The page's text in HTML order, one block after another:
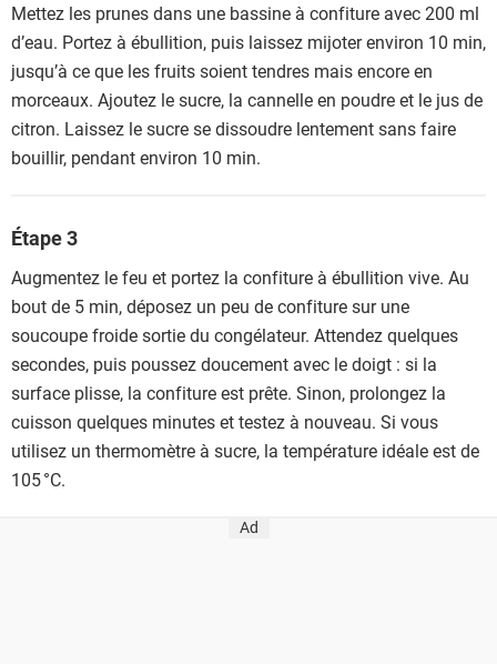
Mettez les prunes dans une bassine à confiture avec 200 ml
d’eau. Portez à ébullition, puis laissez mijoter environ 10 min,
jusqu’à ce que les fruits soient tendres mais encore en
morceaux. Ajoutez le sucre, la cannelle en poudre et le jus de
citron. Laissez le sucre se dissoudre lentement sans faire
bouillir, pendant environ 10 min.
Étape 3
Augmentez le feu et portez la confiture à ébullition vive. Au
bout de 5 min, déposez un peu de confiture sur une
soucoupe froide sortie du congélateur. Attendez quelques
secondes, puis poussez doucement avec le doigt : si la
surface plisse, la confiture est prête. Sinon, prolongez la
cuisson quelques minutes et testez à nouveau. Si vous
utilisez un thermomètre à sucre, la température idéale est de
105 °C.
Ad